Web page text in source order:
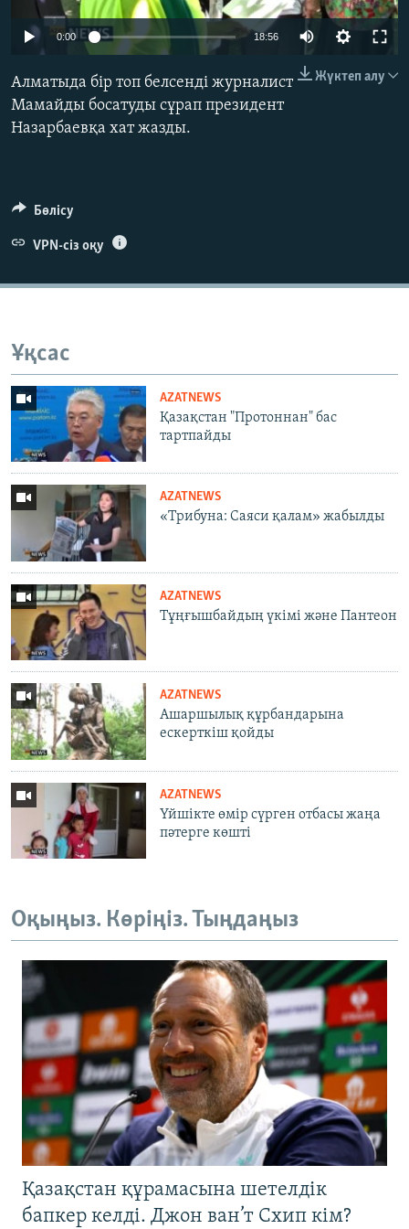
ЖАЗЫЛЫҢЫЗ
Басқа тілдерде
0:00 18:56
Жүктеп алу
Алматыда бір топ белсенді журналист
Мамайды босатуды сұрап президент
Назарбаевқа хат жазды.
Бөлісу
VPN-сіз оқу
Ұқсас
AZATNEWS
Қазақстан "Протоннан" бас
тартпайды
AZATNEWS
«Трибуна: Саяси қалам» жабылды
AZATNEWS
Тұңғышбайдың үкімі және Пантеон
AZATNEWS
Ашаршылық құрбандарына
ескерткіш қойды
AZATNEWS
Үйшікте өмір сүрген отбасы жаңа
пәтерге көшті
Оқыңыз. Көріңіз. Тыңдаңыз
Қазақстан құрамасына шетелдік
бапкер келді. Джон ван’т Схип кім?